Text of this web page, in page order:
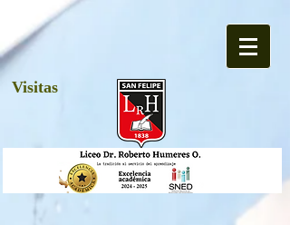
Visitas